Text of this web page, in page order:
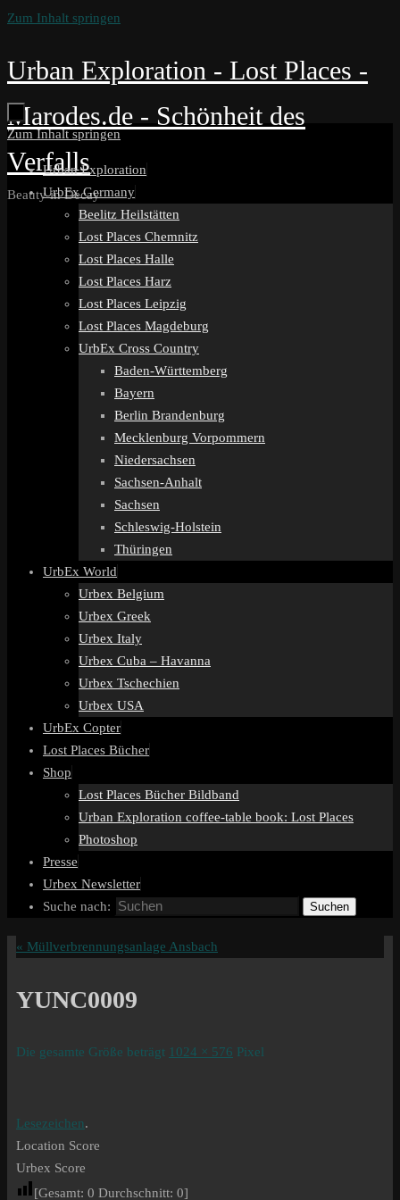
Zum Inhalt springen
Urban Exploration - Lost Places -
Marodes.de - Schönheit des
Verfalls
Beauty in Decay
Zum Inhalt springen
Urban Exploration
UrbEx Germany
Beelitz Heilstätten
Lost Places Chemnitz
Lost Places Halle
Lost Places Harz
Lost Places Leipzig
Lost Places Magdeburg
UrbEx Cross Country
Baden-Württemberg
Bayern
Berlin Brandenburg
Mecklenburg Vorpommern
Niedersachsen
Sachsen-Anhalt
Sachsen
Schleswig-Holstein
Thüringen
UrbEx World
Urbex Belgium
Urbex Greek
Urbex Italy
Urbex Cuba – Havanna
Urbex Tschechien
Urbex USA
UrbEx Copter
Lost Places Bücher
Shop
Lost Places Bücher Bildband
Urban Exploration coffee-table book: Lost Places
Photoshop
Presse
Urbex Newsletter
Suche nach:
Suchen
« Müllverbrennungsanlage Ansbach
YUNC0009
Die gesamte Größe beträgt 1024 × 576 Pixel
Lesezeichen.
Location Score
Urbex Score
[Gesamt: 0 Durchschnitt: 0]